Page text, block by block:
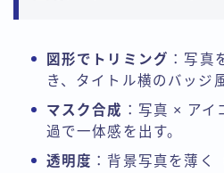
図形でトリミング ：写真
き、タイトル横のバッジ
マスク合成 ：写真 × アイ
過で一体感を出す。
透明度 ：背景写真を薄く